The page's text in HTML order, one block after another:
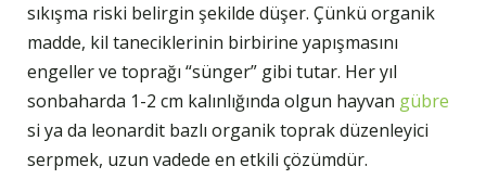
sıkışma riski belirgin şekilde düşer. Çünkü organik
madde, kil taneciklerinin birbirine yapışmasını
engeller ve toprağı “sünger” gibi tutar. Her yıl
sonbaharda 1-2 cm kalınlığında olgun hayvan gübre
si ya da leonardit bazlı organik toprak düzenleyici
serpmek, uzun vadede en etkili çözümdür.